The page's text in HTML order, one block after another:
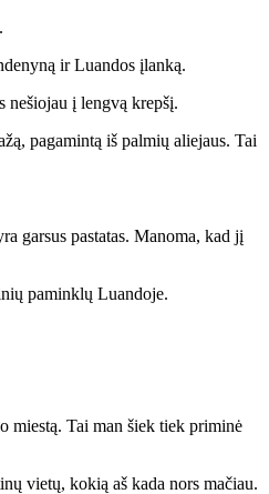
ir Luandos įlanką.
nešiojau į lengvą krepšį.
pagamintą iš palmių aliejaus. Tai
garsus pastatas. Manoma, kad jį
paminklų Luandoje.
miestą. Tai man šiek tiek priminė
vietų, kokią aš kada nors mačiau.